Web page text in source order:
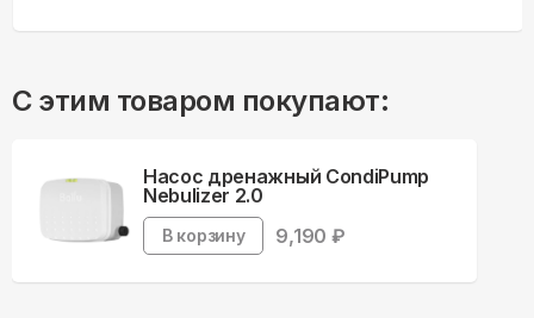
С этим товаром покупают:
Насос дренажный CondiPump
Nebulizer 2.0
В корзину 9,190 ₽